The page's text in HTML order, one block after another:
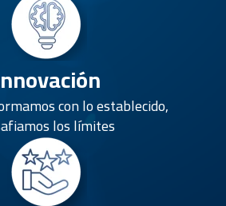
con lo establecido,
los límites